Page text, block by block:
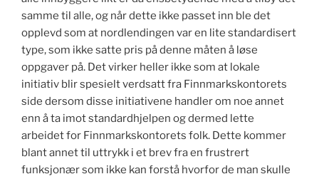
samme til alle, og når dette ikke passet inn ble det
opplevd som at nordlendingen var en lite standardisert
type, som ikke satte pris på denne måten å løse
oppgaver på. Det virker heller ikke som at lokale
initiativ blir spesielt verdsatt fra Finnmarkskontorets
side dersom disse initiativene handler om noe annet
enn å ta imot standardhjelpen og dermed lette
arbeidet for Finnmarkskontorets folk. Dette kommer
blant annet til uttrykk i et brev fra en frustrert
funksjonær som ikke kan forstå hvorfor de man skulle